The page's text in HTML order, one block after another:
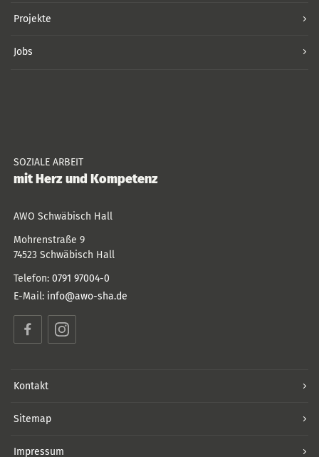
Projekte
Jobs
SOZIALE ARBEIT
mit Herz und Kompetenz
AWO Schwäbisch Hall
Mohrenstraße 9
74523 Schwäbisch Hall
Telefon: 0791 97004-0
E-Mail: info@awo-sha.de
FacebookInstagram
Kontakt
Sitemap
Impressum